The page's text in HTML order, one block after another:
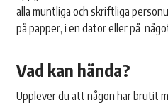
alla muntliga och skriftliga
på papper, i en dator eller på
Vad kan hända?
Upplever du att någon har brutit